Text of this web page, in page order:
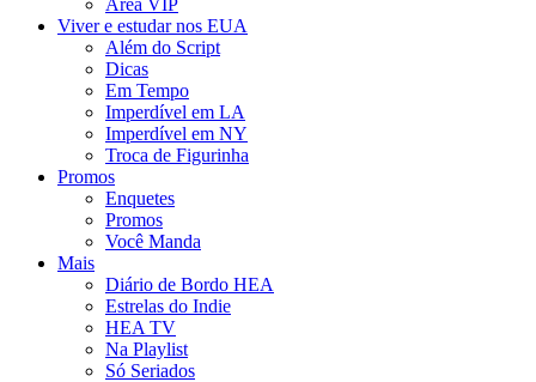
Área VIP
Viver e estudar nos EUA
Além do Script
Dicas
Em Tempo
Imperdível em LA
Imperdível em NY
Troca de Figurinha
Promos
Enquetes
Promos
Você Manda
Mais
Diário de Bordo HEA
Estrelas do Indie
HEA TV
Na Playlist
Só Seriados